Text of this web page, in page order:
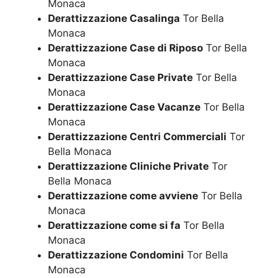
Monaca
Derattizzazione Casalinga Tor Bella
Monaca
Derattizzazione Case di Riposo Tor Bella
Monaca
Derattizzazione Case Private Tor Bella
Monaca
Derattizzazione Case Vacanze Tor Bella
Monaca
Derattizzazione Centri Commerciali Tor
Bella Monaca
Derattizzazione Cliniche Private Tor
Bella Monaca
Derattizzazione come avviene Tor Bella
Monaca
Derattizzazione come si fa Tor Bella
Monaca
Derattizzazione Condomini Tor Bella
Monaca